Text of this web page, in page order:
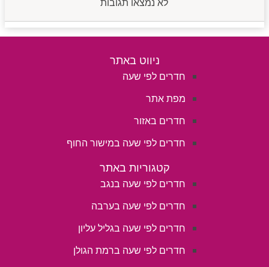
ניווט באתר
חדרים לפי שעה
מפת אתר
חדרים באזור
חדרים לפי שעה במישור החוף
קטגוריות באתר
חדרים לפי שעה בנגב
חדרים לפי שעה בערבה
חדרים לפי שעה בגליל עליון
חדרים לפי שעה ברמת הגולן